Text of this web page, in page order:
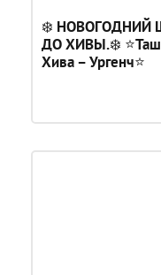
❄️ НОВОГОДНИЙ
ДО ХИВЫ.❄️
Хива – Ургенч⭐